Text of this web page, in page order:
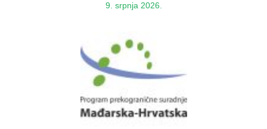
9. srpnja 2026.